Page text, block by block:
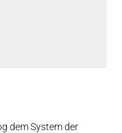
dem System der